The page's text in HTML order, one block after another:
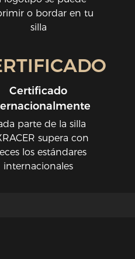
o bordar en tu
silla
Certificado
parte de la silla
supera con
los estándares
internacionales